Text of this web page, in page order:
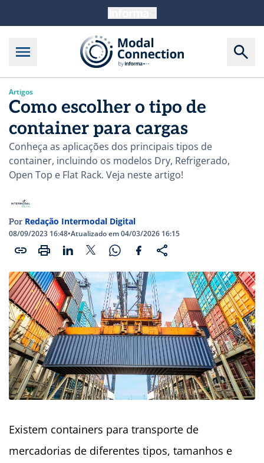
Artigos
Como escolher o tipo de
container para cargas
Conheça as aplicações dos principais tipos de
container, incluindo os modelos Dry, Refrigerado,
Open Top e Flat Rack. Veja neste artigo!
Por Redação Intermodal Digital
08/09/2023 16:48•Atualizado em 04/03/2026 16:15
Existem containers para transporte de
mercadorias de diferentes tipos, tamanhos e